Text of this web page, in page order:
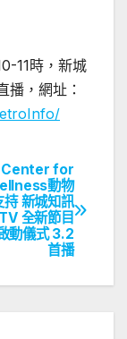
11時，新城
播，網址：
Center for
動物
持 新城知訊
全新節目
動儀式 3.2
首播